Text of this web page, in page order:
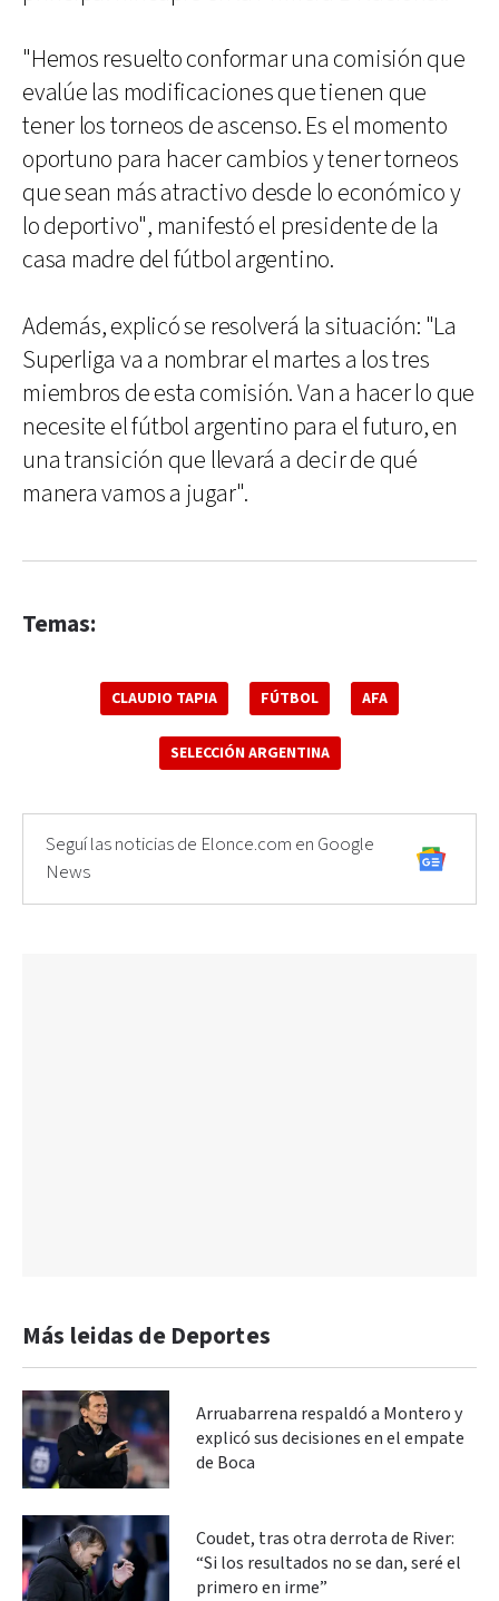
"Hemos resuelto conformar una comisión que
evalúe las modificaciones que tienen que
tener los torneos de ascenso. Es el momento
oportuno para hacer cambios y tener torneos
que sean más atractivo desde lo económico y
lo deportivo", manifestó el presidente de la
casa madre del fútbol argentino.
Además, explicó se resolverá la situación: "La
Superliga va a nombrar el martes a los tres
miembros de esta comisión. Van a hacer lo que
necesite el fútbol argentino para el futuro, en
una transición que llevará a decir de qué
manera vamos a jugar".
Temas:
CLAUDIO TAPIA FÚTBOL AFA
SELECCIÓN ARGENTINA
Seguí las noticias de Elonce.com en Google
News
Más leidas de Deportes
Arruabarrena respaldó a Montero y
explicó sus decisiones en el empate
de Boca
Coudet, tras otra derrota de River:
“Si los resultados no se dan, seré el
primero en irme”